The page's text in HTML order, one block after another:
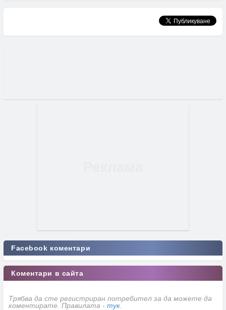
Facebook коментари
Коментари в сайта
Трябва да сте регистриран потребител за да можете да
коментирате. Правилата - тук